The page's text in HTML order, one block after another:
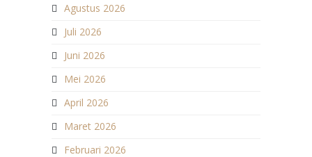
Agustus 2026
Juli 2026
Juni 2026
Mei 2026
April 2026
Maret 2026
Februari 2026